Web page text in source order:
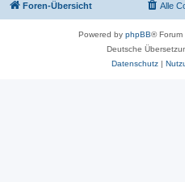
Foren-Übersicht Alle
Powered by phpBB® Forum
Deutsche
Datenschutz|